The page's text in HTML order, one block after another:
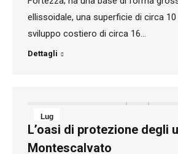
ellissoidale, una superficie di circa
sviluppo costiero di circa 16…
Dettagli
Lug
8
L’oasi di protezione degli
Montescalvato